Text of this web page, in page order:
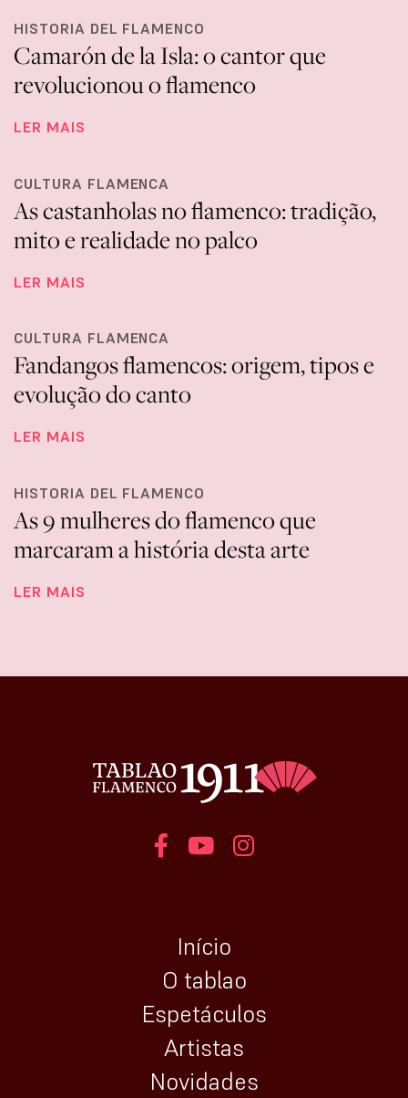
HISTORIA DEL FLAMENCO
Camarón de la Isla: o cantor que
revolucionou o flamenco
LER MAIS
CULTURA FLAMENCA
As castanholas no flamenco: tradição,
mito e realidade no palco
LER MAIS
CULTURA FLAMENCA
Fandangos flamencos: origem, tipos e
evolução do canto
LER MAIS
HISTORIA DEL FLAMENCO
As 9 mulheres do flamenco que
marcaram a história desta arte
LER MAIS
Início
O tablao
Espetáculos
Artistas
Novidades